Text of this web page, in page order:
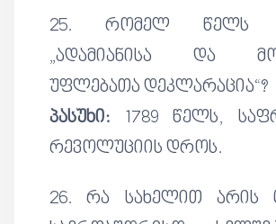
25. რომელ წელს
„ადამიანისა და
უფლებათა დეკლარაცია“?
პასუხი: 1789 წელს,
რევოლუციის დროს.
26. რა სახელით არის